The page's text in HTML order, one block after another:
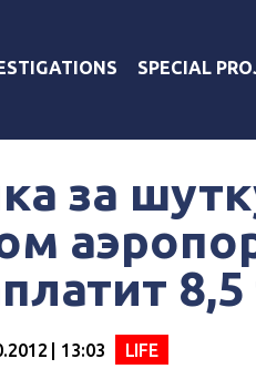
SPECIAL
за
| 13:03 LIFE